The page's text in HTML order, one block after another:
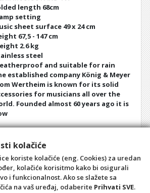
length 68cm
setting
sheet surface 49 x 24 cm
67,5 - 147 cm
2.6 kg
steel
and suitable for rain
established company König & Meyer
Wertheim is known for its solid
for musicians all over the
Founded almost 60 years ago it is
stands. An important factor for
& Meyer is the environmental
Thus, for example, they use
recycled paper for all packaging.
Pravila privatnosti
kolačiće
koriste kolačiće (eng. Cookies) za uredan
kolačiće korisitmo kako bi osigurali
i funkcionalnost. Ako se slažete sa
na vaš uređaj, odaberite Prihvati SVE.